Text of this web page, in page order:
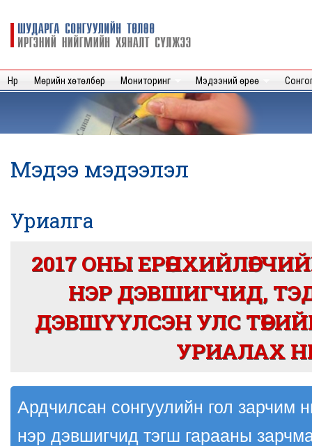
Шударга
сонгуулийн
нийгмийн
хяналт
Нүүр Мөрийн хөтөлбөр Мониторинг Мэдээний өрөө
Мэдээ мэдээлэл
Уриалга
2017 ОНЫ
НЭР ДЭВШИГЧИД,
ДЭВШҮҮЛСЭН УЛС
УРИАЛАХ
Ардчилсан сонгуулийн гол зарчим
нэр дэвшигчид тэгш гарааны